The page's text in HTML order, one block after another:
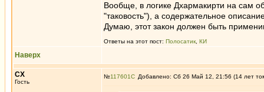
Вообще, в логике Дхармакирти на сам
"таковость"), а содержательное
Думаю, этот закон должен быть
Ответы на этот пост: Полосатик КИ
Наверх
СХ
Гость
№117601 Добавлено: Сб 26 Май 12, 21:56 (14 лет